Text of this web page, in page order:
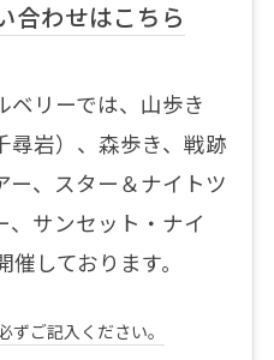
合わせはこちら
ベリーでは、山歩き
尋岩）、森歩き、戦跡
ー、スター＆ナイトツ
、サンセット・ナイ
しております。
ずご記入ください。